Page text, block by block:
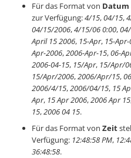
Für das Format von Datum
zur Verfügung:4/15,04/15,
04/15/2006,4/15/06 0:00,
April 15 2006, 15-Apr, 15-
Apr-2006,2006-Apr-15,06-
2006-04-15, 15/Apr, 15/Apr/
15/Apr/2006,2006/Apr/15,
2006/4/15,2006/04/15, 15
Apr, 15 Apr 2006,2006 Apr 15
15,2006 04 15.
Für das Format von Zeit
Verfügung: 12:48:58 PM,
36:48:58.